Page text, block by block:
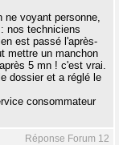
ne voyant personne,
nos techniciens
est passé l'après-
mettre un manchon
5 mn ! c'est vrai.
dossier et a réglé le
consommateur
Réponse Forum 12